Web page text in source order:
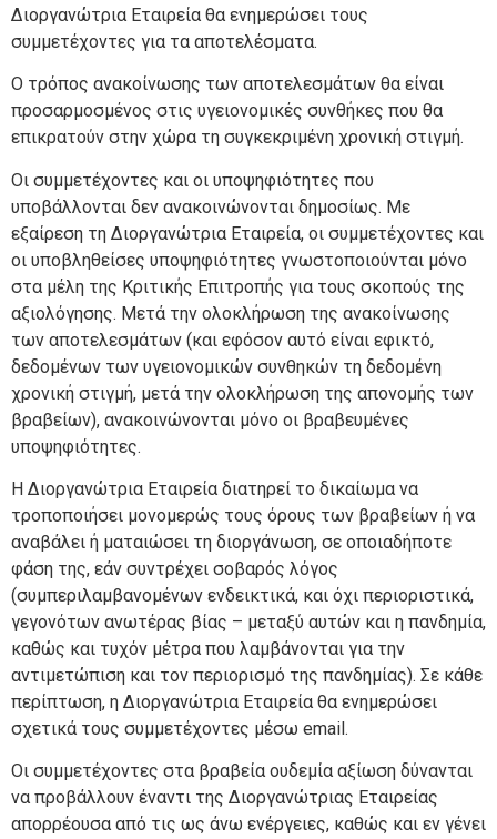
Διοργανώτρια Εταιρεία θα ενημερώσει τους
συμμετέχοντες για τα αποτελέσματα.
Ο τρόπος ανακοίνωσης των αποτελεσμάτων θα είναι
προσαρμοσμένος στις υγειονομικές συνθήκες που θα
επικρατούν στην χώρα τη συγκεκριμένη χρονική στιγμή.
Οι συμμετέχοντες και οι υποψηφιότητες που
υποβάλλονται δεν ανακοινώνονται δημοσίως. Με
εξαίρεση τη Διοργανώτρια Εταιρεία, οι συμμετέχοντες και
οι υποβληθείσες υποψηφιότητες γνωστοποιούνται μόνο
στα μέλη της Κριτικής Επιτροπής για τους σκοπούς της
αξιολόγησης. Μετά την ολοκλήρωση της ανακοίνωσης
των αποτελεσμάτων (και εφόσον αυτό είναι εφικτό,
δεδομένων των υγειονομικών συνθηκών τη δεδομένη
χρονική στιγμή, μετά την ολοκλήρωση της απονομής των
βραβείων), ανακοινώνονται μόνο οι βραβευμένες
υποψηφιότητες.
Η Διοργανώτρια Εταιρεία διατηρεί το δικαίωμα να
τροποποιήσει μονομερώς τους όρους των βραβείων ή να
αναβάλει ή ματαιώσει τη διοργάνωση, σε οποιαδήποτε
φάση της, εάν συντρέχει σοβαρός λόγος
(συμπεριλαμβανομένων ενδεικτικά, και όχι περιοριστικά,
γεγονότων ανωτέρας βίας – μεταξύ αυτών και η πανδημία,
καθώς και τυχόν μέτρα που λαμβάνονται για την
αντιμετώπιση και τον περιορισμό της πανδημίας). Σε κάθε
περίπτωση, η Διοργανώτρια Εταιρεία θα ενημερώσει
σχετικά τους συμμετέχοντες μέσω email.
Οι συμμετέχοντες στα βραβεία ουδεμία αξίωση δύνανται
να προβάλλουν έναντι της Διοργανώτριας Εταιρείας
απορρέουσα από τις ως άνω ενέργειες, καθώς και εν γένει